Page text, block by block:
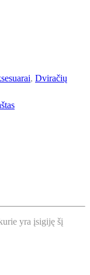
, Dviračių
yra įsigiję šį